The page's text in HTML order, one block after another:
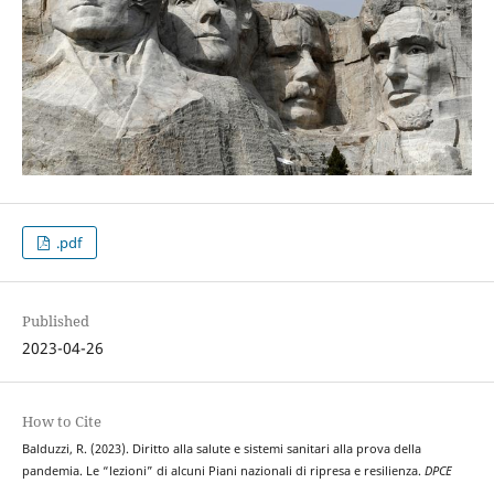
.pdf
Published
2023-04-26
How to Cite
Balduzzi, R. (2023). Diritto alla salute e sistemi sanitari alla prova della
pandemia. Le “lezioni” di alcuni Piani nazionali di ripresa e resilienza. DPCE